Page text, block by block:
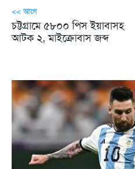
<< আগে
চট্টগ্রামে ৫৮০০ পিস ইয়াবাসহ
আটক ২, মাইক্রোবাস জব্দ